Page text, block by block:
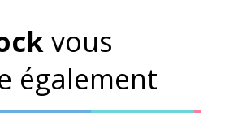
vous
également